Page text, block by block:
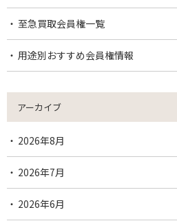
至急買取会員権一覧
用途別おすすめ会員権情報
アーカイブ
2026年8月
2026年7月
2026年6月